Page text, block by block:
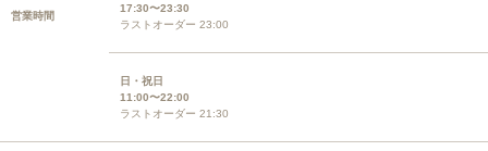
営業時間
17:30〜23:30
ラストオーダー 23:00
日・祝日
11:00〜22:00
ラストオーダー 21:30